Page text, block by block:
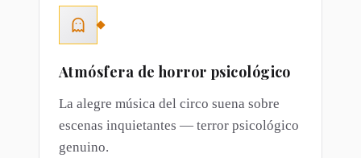
Atmósfera de horror psicológico
La alegre música del circo suena sobre
escenas inquietantes — terror psicológico
genuino.